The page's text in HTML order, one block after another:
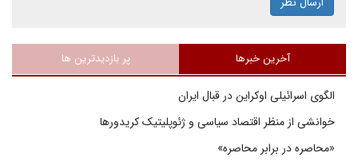
آخرین خبرها پر بازدیدترین ها
الگوی اسرائیلی اوکراین در قبال ایران
خوانشی از منظر اقتصاد سیاسی و ژئوپلیتیک کریدورها
«محاصره در برابر محاصره»